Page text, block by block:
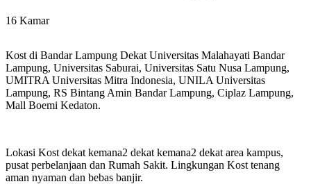
16 Kamar
Kost di Bandar Lampung Dekat Universitas Malahayati Bandar
Lampung, Universitas Saburai, Universitas Satu Nusa Lampung,
UMITRA Universitas Mitra Indonesia, UNILA Universitas
Lampung, RS Bintang Amin Bandar Lampung, Ciplaz Lampung,
Mall Boemi Kedaton.
Lokasi Kost dekat kemana2 dekat kemana2 dekat area kampus,
pusat perbelanjaan dan Rumah Sakit. Lingkungan Kost tenang
aman nyaman dan bebas banjir.